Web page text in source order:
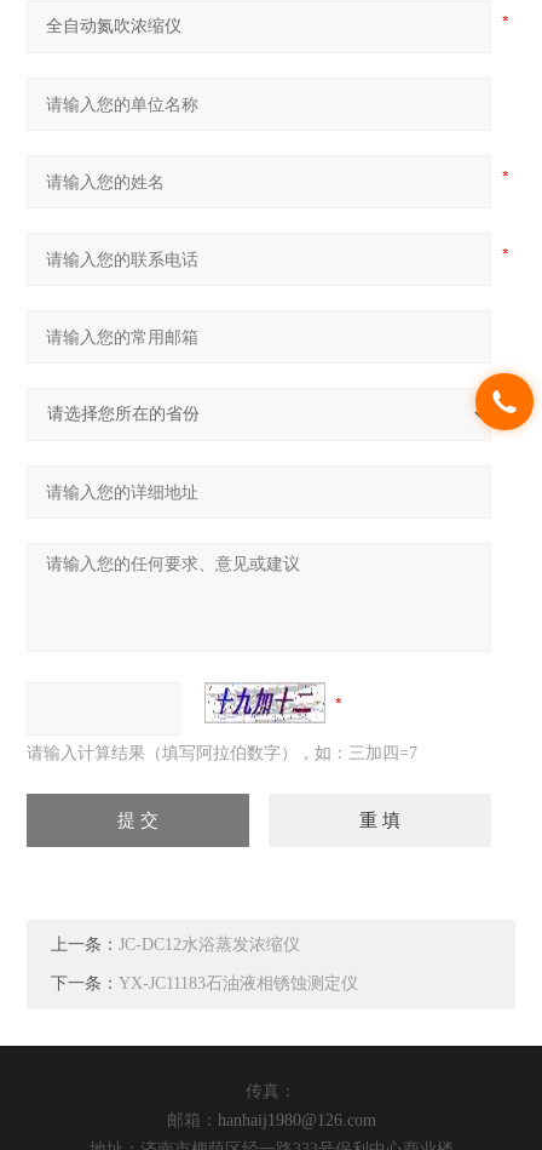
请输入计算结果（填写阿拉伯数字），如：三加四=7
上一条：JC-DC12水浴蒸发浓缩仪
下一条：YX-JC11183石油液相锈蚀测定仪
传真：
邮箱： hanhaij1980@126.com